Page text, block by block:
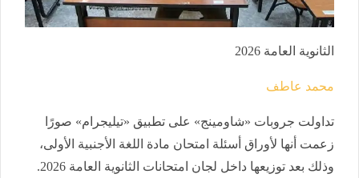
الثانوية العامة 2026
محمد عاطف
تداولت جروبات «شاومينج» على تطبيق «تيليجرام» صورًا
زعمت أنها لأوراق أسئلة امتحان مادة اللغة الأجنبية الأولى،
وذلك بعد توزيعها داخل لجان امتحانات الثانوية العامة 2026.